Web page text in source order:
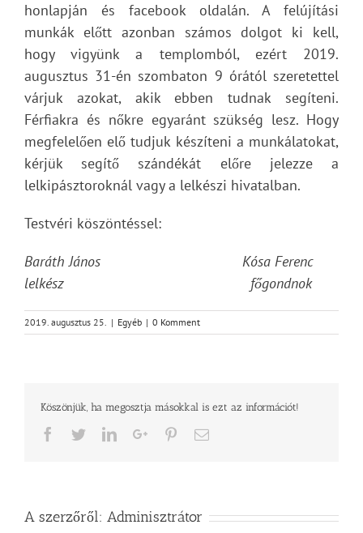
honlapján és facebook oldalán. A felújítási
munkák előtt azonban számos dolgot ki kell,
hogy vigyünk a templomból, ezért 2019.
augusztus 31-én szombaton 9 órától szeretettel
várjuk azokat, akik ebben tudnak segíteni.
Férfiakra és nőkre egyaránt szükség lesz. Hogy
megfelelően elő tudjuk készíteni a munkálatokat,
kérjük segítő szándékát előre jelezze a
lelkipásztoroknál vagy a lelkészi hivatalban.
Testvéri köszöntéssel:
Baráth János Kósa Ferenc
lelkész főgondnok
2019. augusztus 25. | Egyéb | 0 Komment
Köszönjük, ha megosztja másokkal is ezt az információt!
Facebook
TwitterLinkedInGoogle+PinterestEmail
A szerzőről: Adminisztrátor